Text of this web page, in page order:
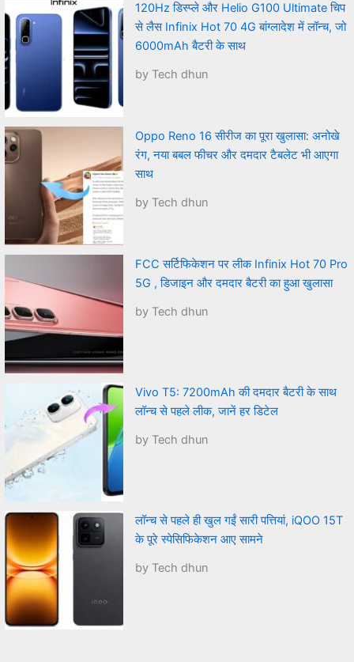
120Hz डिस्प्ले और Helio G100 Ultimate चिप
से लैस Infinix Hot 70 4G बांग्लादेश में लॉन्च, जो
6000mAh बैटरी के साथ
by Tech dhun
Oppo Reno 16 सीरीज का पूरा खुलासा: अनोखे
रंग, नया बबल फीचर और दमदार टैबलेट भी आएगा
साथ
by Tech dhun
FCC सर्टिफिकेशन पर लीक Infinix Hot 70 Pro
5G , डिजाइन और दमदार बैटरी का हुआ खुलासा
by Tech dhun
Vivo T5: 7200mAh की दमदार बैटरी के साथ
लॉन्च से पहले लीक, जानें हर डिटेल
by Tech dhun
लॉन्च से पहले ही खुल गईं सारी पत्तियां, iQOO 15T
के पूरे स्पेसिफिकेशन आए सामने
by Tech dhun